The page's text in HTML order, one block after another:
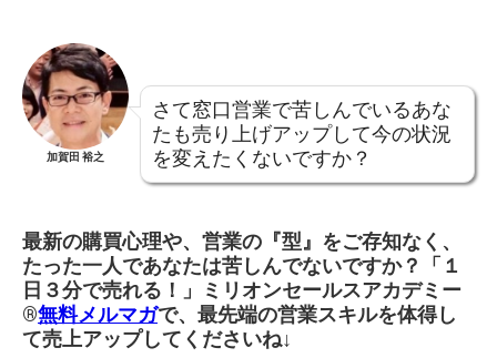
加賀田 裕之
さて窓口営業で苦しんでいるあな
たも売り上げアップして今の状況
を変えたくないですか？
最新の購買心理や、営業の『型』をご存知なく、
たった一人であなたは苦しんでないですか？「１
日３分で売れる！」ミリオンセールスアカデミー
®︎無料メルマガで、最先端の営業スキルを体得し
て売上アップしてくださいね↓